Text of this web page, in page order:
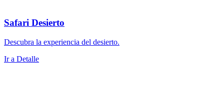
Safari Desierto
Descubra la experiencia del desierto.
Ir a Detalle